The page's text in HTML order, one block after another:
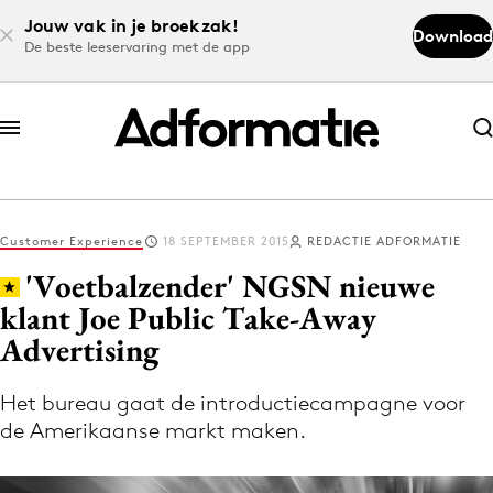
Jouw vak in je broekzak!
De beste leeservaring met de app
Download
Abonneer nu
Abonneer nu
Log in
Volg het laatste nieuws via de Adformatie
Nieuws app
Customer Experience 18 SEPTEMBER 2015 REDACTIE ADFORMATIE
'Voetbalzender' NGSN nieuwe
klant Joe Public Take-Away
Advertising
Het bureau gaat de introductiecampagne voor
de Amerikaanse markt maken.